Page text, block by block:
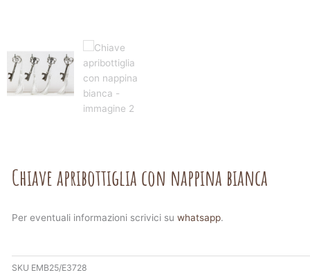
Chiave apribottiglia con nappina bianca
Per eventuali informazioni scrivici su whatsapp.
SKU EMB25/E3728